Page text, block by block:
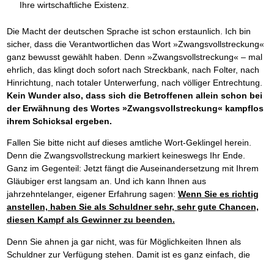
Ihre wirtschaftliche Existenz.
Die Macht der deutschen Sprache ist schon erstaunlich. Ich bin
sicher, dass die Verantwortlichen das Wort »Zwangsvollstreckung«
ganz bewusst gewählt haben. Denn »Zwangsvollstreckung« – mal
ehrlich, das klingt doch sofort nach Streckbank, nach Folter, nach
Hinrichtung, nach totaler Unterwerfung, nach völliger Entrechtung.
Kein Wunder also, dass sich die Betroffenen allein schon bei
der Erwähnung des Wortes »Zwangsvollstreckung« kampflos
ihrem Schicksal ergeben.
Fallen Sie bitte nicht auf dieses amtliche Wort-Geklingel herein.
Denn die Zwangsvollstreckung markiert keineswegs Ihr Ende.
Ganz im Gegenteil: Jetzt fängt die Auseinandersetzung mit Ihrem
Gläubiger erst langsam an. Und ich kann Ihnen aus
jahrzehntelanger, eigener Erfahrung sagen: Wenn Sie es richtig
anstellen, haben Sie als Schuldner sehr, sehr gute Chancen,
diesen Kampf als Gewinner zu beenden.
Denn Sie ahnen ja gar nicht, was für Möglichkeiten Ihnen als
Schuldner zur Verfügung stehen. Damit ist es ganz einfach, die